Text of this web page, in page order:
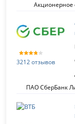
3212 отзывов
ПАО СберБанк